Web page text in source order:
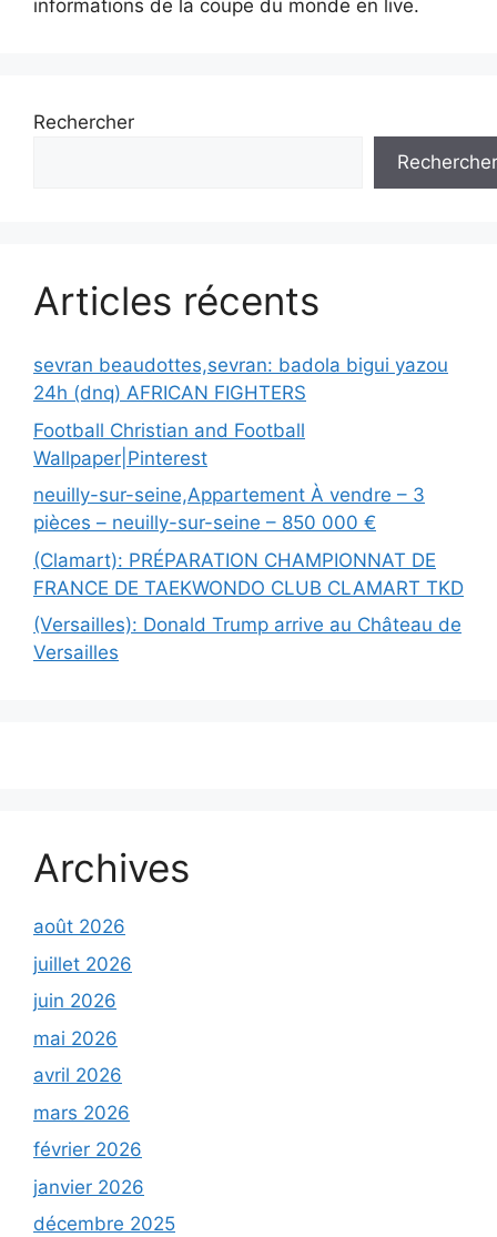
informations de la coupe du monde en live.
Rechercher
Rechercher
Articles récents
sevran beaudottes,sevran: badola bigui yazou
24h (dnq) AFRICAN FIGHTERS
Football Christian and Football
Wallpaper|Pinterest
neuilly-sur-seine,Appartement À vendre – 3
pièces – neuilly-sur-seine – 850 000 €
(Clamart): PRÉPARATION CHAMPIONNAT DE
FRANCE DE TAEKWONDO CLUB CLAMART TKD
(Versailles): Donald Trump arrive au Château de
Versailles
Archives
août 2026
juillet 2026
juin 2026
mai 2026
avril 2026
mars 2026
février 2026
janvier 2026
décembre 2025